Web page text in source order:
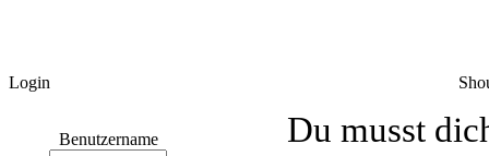
Login
Benutzername
Du musst